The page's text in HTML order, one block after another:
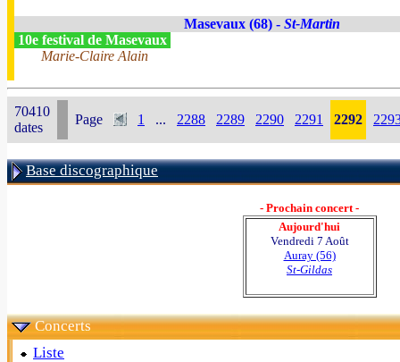
Masevaux (68) - St-Martin
10e festival de Masevaux
Marie-Claire Alain
70410
dates
Page 1 ... 2288 2289 2290 2291 2292
Base discographique
- Prochain concert -
Aujourd'hui
Vendredi 7 Août
Auray (56)
St-Gildas
Concerts
Liste